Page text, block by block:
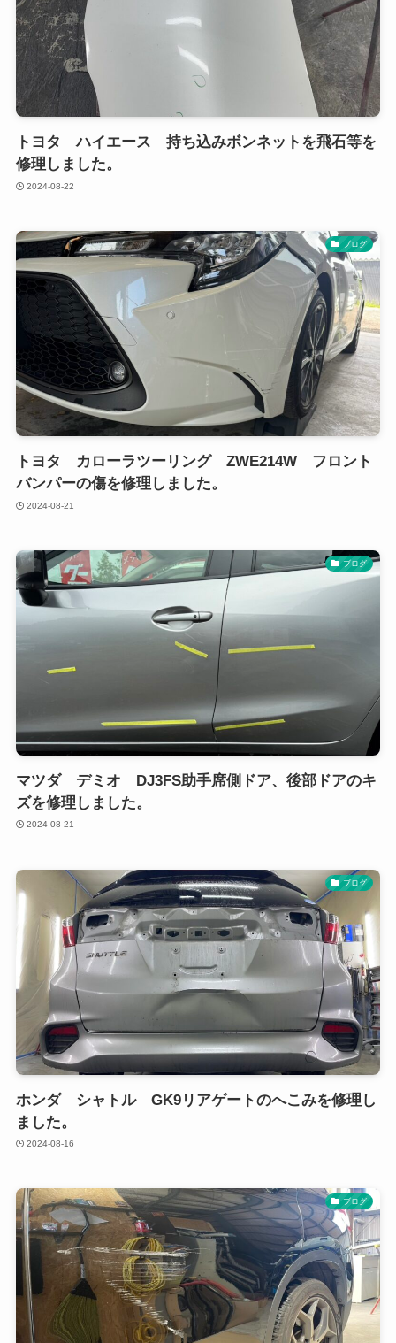
トヨタ ハイエース 持ち込みボンネットを飛石等を
修理しました。
2024-08-22
ブログ
トヨタ カローラツーリング ZWE214W フロント
バンパーの傷を修理しました。
2024-08-21
ブログ
マツダ デミオ DJ3FS助手席側ドア、後部ドアのキ
ズを修理しました。
2024-08-21
ブログ
ホンダ シャトル GK9リアゲートのへこみを修理し
ました。
2024-08-16
ブログ